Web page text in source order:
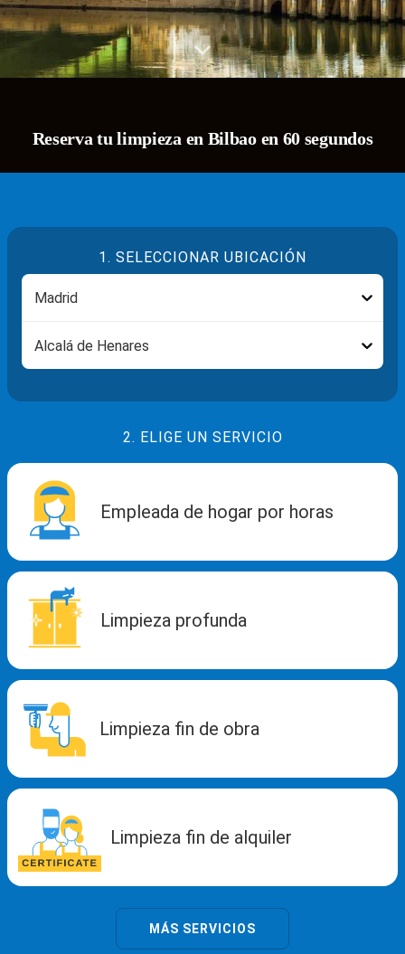
Reserva tu limpieza en Bilbao en 60 segundos